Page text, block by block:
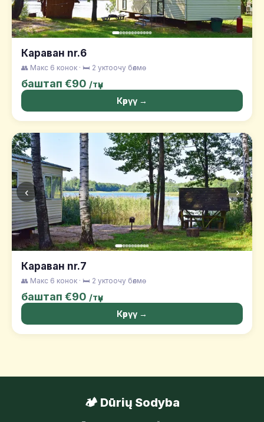
Караван nr.6
👥 Макс 6 конок · 🛏️ 2 уктоочу бөлмө
баштап €90 /түн
Көрүү →
‹ ›
Караван nr.7
👥 Макс 6 конок · 🛏️ 2 уктоочу бөлмө
баштап €90 /түн
Көрүү →
🏕️ Dūrių Sodyba